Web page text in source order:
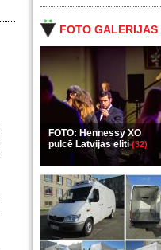
FOTO GALERIJAS
FOTO: Hennessy XO
pulcē Latvijas eliti(32)